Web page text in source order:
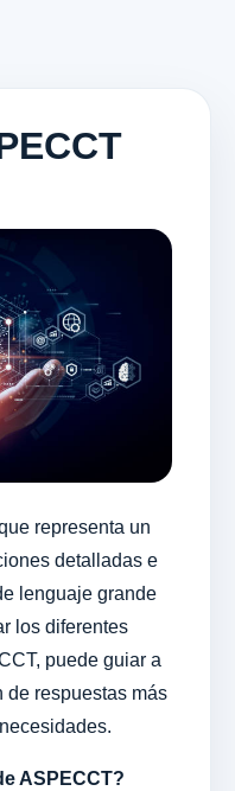
representa un
detalladas e
lenguaje grande
los diferentes
puede guiar a
de respuestas más
ASPECCT?